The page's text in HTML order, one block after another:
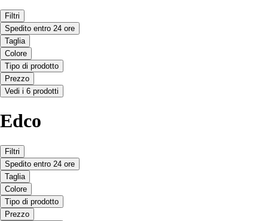
Filtri
Spedito entro 24 ore
Taglia
Colore
Tipo di prodotto
Prezzo
Vedi i 6 prodotti
Edco
Filtri
Spedito entro 24 ore
Taglia
Colore
Tipo di prodotto
Prezzo